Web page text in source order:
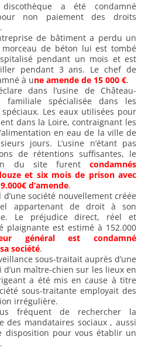
a été condamné
non paiement des droits
de bâtiment a perdu un
de béton lui est tombé
pendant un mois et est
pendant 3 ans. Le chef de
à une amende de 15 000 €.
dans l’usine de Château-
familiale spécialisée dans les
Les eaux utilisées pour
dans la Loire, contraignant les
en eau de la ville de
jours. L’usine n’étant pas
de rétentions suffisantes, le
du site furentcondamnés
et six mois de prison avec
d’amende.
société nouvellement créée
appartenant de droit à son
Le préjudice direct, réel et
plaignante est estimé à 152.000
général est condamné
société.
sous-traitait auprès d’une
d’un maître-chien sur les lieux en
a été mis en cause à titre
sous-traitante employait des
irrégulière.
fréquent de rechercher la
des mandataires sociaux , aussi
disposition pour vous établir un
.